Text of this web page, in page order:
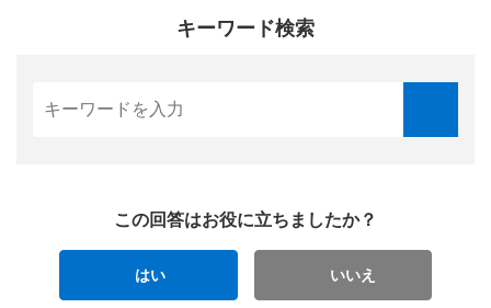
キーワード検索
この回答はお役に立ちましたか？
はい いいえ